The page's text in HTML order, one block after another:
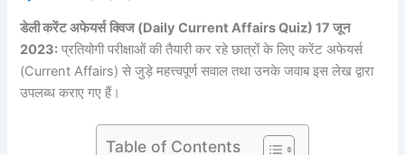
डेली करेंट अफेयर्स क्विज (Daily Current Affairs Quiz) 17 जून
2023: प्रतियोगी परीक्षाओं की तैयारी कर रहे छात्रों के लिए करेंट अफेयर्स
(Current Affairs) से जुड़े महत्त्वपूर्ण सवाल तथा उनके जवाब इस लेख द्वारा
उपलब्ध कराए गए हैं।
Table of Contents